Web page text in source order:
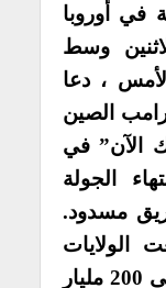
في أوروبا
وسط
، دعا
الصين
الآن” في
الجولة
مسدود.
الولايات
المتحدة التعريفات الجمركية على 200 مليار